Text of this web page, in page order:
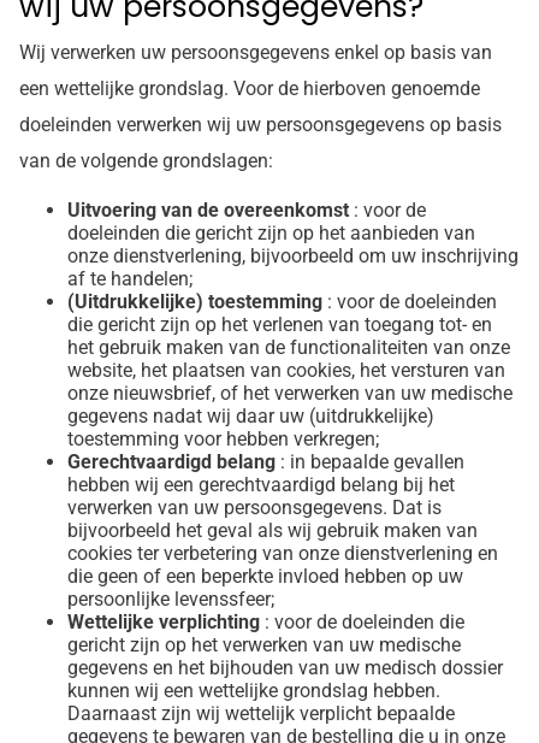
Wij verwerken uw persoonsgegevens enkel op basis van
een wettelijke grondslag. Voor de hierboven genoemde
doeleinden verwerken wij uw persoonsgegevens op basis
van de volgende grondslagen:
Uitvoering van de overeenkomst : voor de
doeleinden die gericht zijn op het aanbieden van
onze dienstverlening, bijvoorbeeld om uw inschrijving
af te handelen;
(Uitdrukkelijke) toestemming : voor de doeleinden
die gericht zijn op het verlenen van toegang tot- en
het gebruik maken van de functionaliteiten van onze
website, het plaatsen van cookies, het versturen van
onze nieuwsbrief, of het verwerken van uw medische
gegevens nadat wij daar uw (uitdrukkelijke)
toestemming voor hebben verkregen;
Gerechtvaardigd belang : in bepaalde gevallen
hebben wij een gerechtvaardigd belang bij het
verwerken van uw persoonsgegevens. Dat is
bijvoorbeeld het geval als wij gebruik maken van
cookies ter verbetering van onze dienstverlening en
die geen of een beperkte invloed hebben op uw
persoonlijke levenssfeer;
Wettelijke verplichting : voor de doeleinden die
gericht zijn op het verwerken van uw medische
gegevens en het bijhouden van uw medisch dossier
kunnen wij een wettelijke grondslag hebben.
Daarnaast zijn wij wettelijk verplicht bepaalde
gegevens te bewaren van de bestelling die u in onze